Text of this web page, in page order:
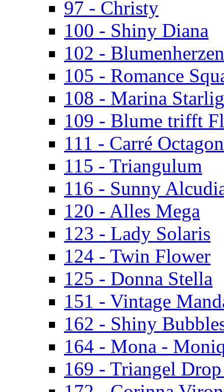
97 - Christy
100 - Shiny Diana
102 - Blumenherzen
105 - Romance
108 - Marina
109 - Blume trifft
111 - Carré Octagon
115 - Triangulum
116 - Sunny
120 - Alles Mega
123 - Lady Solaris
124 - Twin Flower
125 - Donna Stella
151 - Vintage
162 - Shiny
164 - Mona -
169 - Triangel Drop